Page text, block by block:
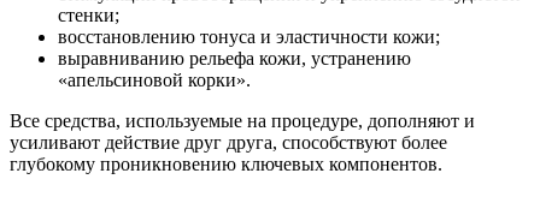
стенки;
восстановлению тонуса и эластичности кожи;
выравниванию рельефа кожи, устранению
«апельсиновой корки».
Все средства, используемые на процедуре, дополняют и
усиливают действие друг друга, способствуют более
глубокому проникновению ключевых компонентов.